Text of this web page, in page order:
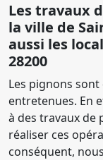
Les travaux
la ville de
aussi les
28200
Les pignons
entretenues. En
à des travaux de
réaliser ces
conséquent,